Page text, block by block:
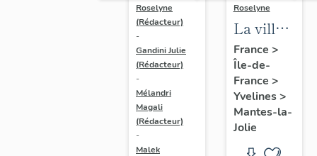
Roselyne
(Rédacteur)
-
Gandini Julie
(Rédacteur)
-
Mélandri
Magali
(Rédacteur)
-
Malek
Roselyne
La ville
de
Mantes-
la-Jolie
France >
Île-de-
France >
Yvelines>
Mantes-la-
Jolie